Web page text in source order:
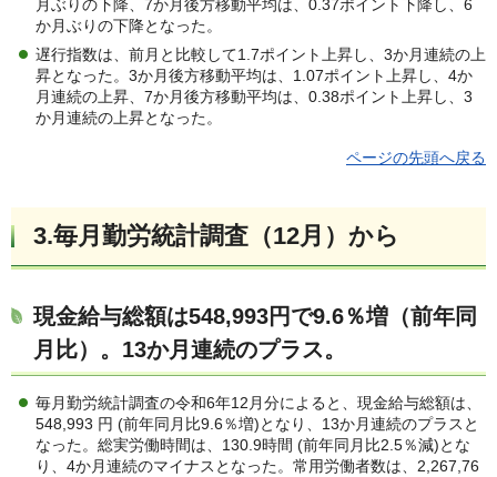
月ぶりの下降、7か月後方移動平均は、0.37ポイント下降し、6
か月ぶりの下降となった。
遅行指数は、前月と比較して1.7ポイント上昇し、3か月連続の上
昇となった。3か月後方移動平均は、1.07ポイント上昇し、4か
月連続の上昇、7か月後方移動平均は、0.38ポイント上昇し、3
か月連続の上昇となった。
ページの先頭へ戻る
3.毎月勤労統計調査（12月）から
現金給与総額は548,993円で9.6％増（前年同
月比）。13か月連続のプラス。
毎月勤労統計調査の令和6年12月分によると、現金給与総額は、
548,993 円 (前年同月比9.6％増)となり、13か月連続のプラスと
なった。総実労働時間は、130.9時間 (前年同月比2.5％減)とな
り、4か月連続のマイナスとなった。常用労働者数は、2,267,76